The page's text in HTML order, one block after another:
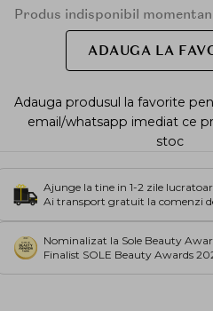
Produs indisponibil momentan
ADAUGA LA
Adauga produsul la favorite
email/whatsapp imediat ce
stoc
Ajunge la tine in 1-2 zile
Ai transport gratuit la comenzi de
Nominalizat la Sole Beauty
Finalist SOLE Beauty Awards